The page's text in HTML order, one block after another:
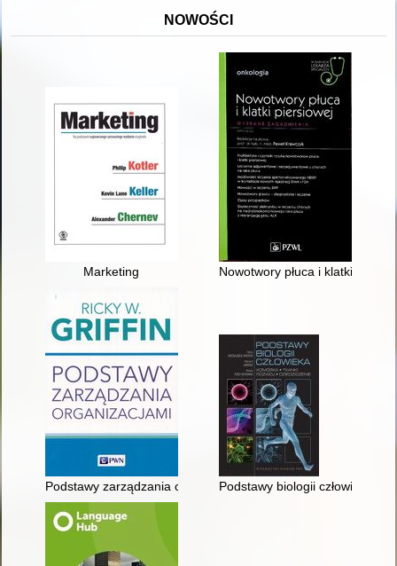
NOWOŚCI
Marketing Nowotwory płuca i klatki
Podstawy zarządzania organizacjamiPodstawy biologii człowieka :